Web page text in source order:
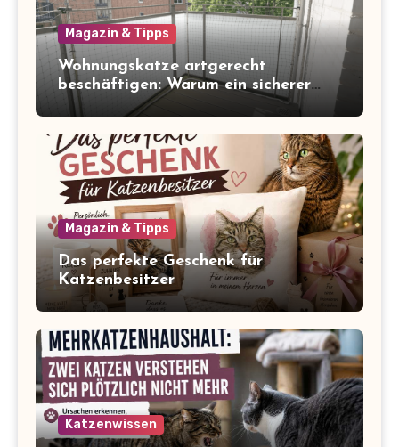
Magazin & Tipps
Wohnungskatze artgerecht
beschäftigen: Warum ein sicherer
Balkon zum Freigang dazugehört
Magazin & Tipps
Das perfekte Geschenk für
Katzenbesitzer
Katzenwissen